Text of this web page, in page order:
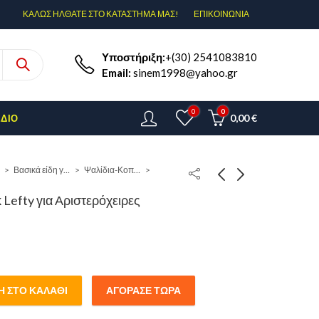
ΚΑΛΩΣ ΗΛΘΑΤΕ ΣΤΟ ΚΑΤΑΣΤΗΜΑ ΜΑΣ! ΕΠΙΚΟΙΝΩΝΊΑ
Υποστήριξη:+(30) 2541083810
Email: sinem1998@yahoo.gr
0 0
0,00€
Βασικά είδη γραφείου
Ψαλίδια-Κοπίδια
για Αριστερόχειρες
για Αριστερόχειρες quantity
ΣΤΟ ΚΑΛΆΘΙ ΑΓΌΡΑΣΕ ΤΏΡΑ